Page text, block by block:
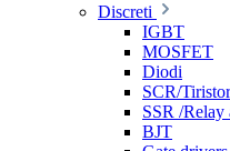
Discreti
IGBT
MOSFET
Diodi
SCR/
SSR /Relay
BJT